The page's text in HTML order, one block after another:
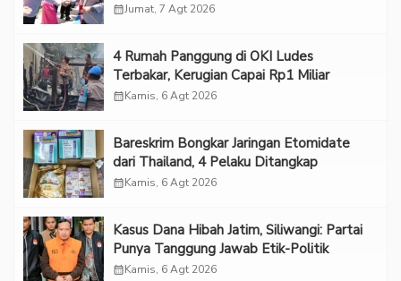
calendar_monthJumat, 7 Agt 2026
‎4 Rumah Panggung di OKI Ludes
Terbakar, Kerugian Capai Rp1 Miliar
calendar_monthKamis, 6 Agt 2026
Bareskrim Bongkar Jaringan Etomidate
dari Thailand, 4 Pelaku Ditangkap
calendar_monthKamis, 6 Agt 2026
Kasus Dana Hibah Jatim, Siliwangi: Partai
Punya Tanggung Jawab Etik-Politik
calendar_monthKamis, 6 Agt 2026